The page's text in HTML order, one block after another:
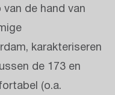
de hand van
karakteriseren
de 173 en
(o.a.